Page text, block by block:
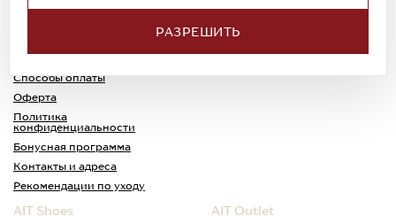
РАЗРЕШИТЬ
Доставка
Способы оплаты
Оферта
Политика
конфиденциальности
Обмен и возврат
Каспи-Ред
Бонусная программа
Контакты и адреса
Рекомендации по уходу
AIT Shoes AIT Outlet